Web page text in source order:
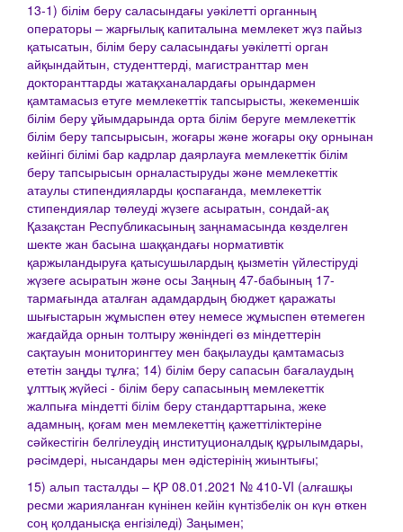
13-1) білім беру саласындағы уәкілетті органның
операторы – жарғылық капиталына мемлекет жүз пайыз
қатысатын, білім беру саласындағы уәкілетті орган
айқындайтын, студенттерді, магистранттар мен
докторанттарды жатақханалардағы орындармен
қамтамасыз етуге мемлекеттік тапсырысты, жекеменшік
білім беру ұйымдарында орта білім беруге мемлекеттік
білім беру тапсырысын, жоғары және жоғары оқу орнынан
кейінгі білімі бар кадрлар даярлауға мемлекеттік білім
беру тапсырысын орналастыруды және мемлекеттік
атаулы стипендияларды қоспағанда, мемлекеттік
стипендиялар төлеуді жүзеге асыратын, сондай-ақ
Қазақстан Республикасының заңнамасында көзделген
шекте жан басына шаққандағы нормативтік
қаржыландыруға қатысушылардың қызметін үйлестіруді
жүзеге асыратын және осы Заңның 47-бабының 17-
тармағында аталған адамдардың бюджет қаражаты
шығыстарын жұмыспен өтеу немесе жұмыспен өтемеген
жағдайда орнын толтыру жөніндегі өз міндеттерін
сақтауын мониторингтеу мен бақылауды қамтамасыз
ететін заңды тұлға; 14) білім беру сапасын бағалаудың
ұлттық жүйесі - білім беру сапасының мемлекеттік
жалпыға міндетті білім беру стандарттарына, жеке
адамның, қоғам мен мемлекеттің қажеттіліктеріне
сәйкестігін белгілеудің институционалдық құрылымдары,
рәсімдері, нысандары мен әдістерінің жиынтығы;
15) алып тасталды – ҚР 08.01.2021 № 410-VI (алғашқы
ресми жарияланған күнінен кейін күнтізбелік он күн өткен
соң қолданысқа енгізіледі) Заңымен;